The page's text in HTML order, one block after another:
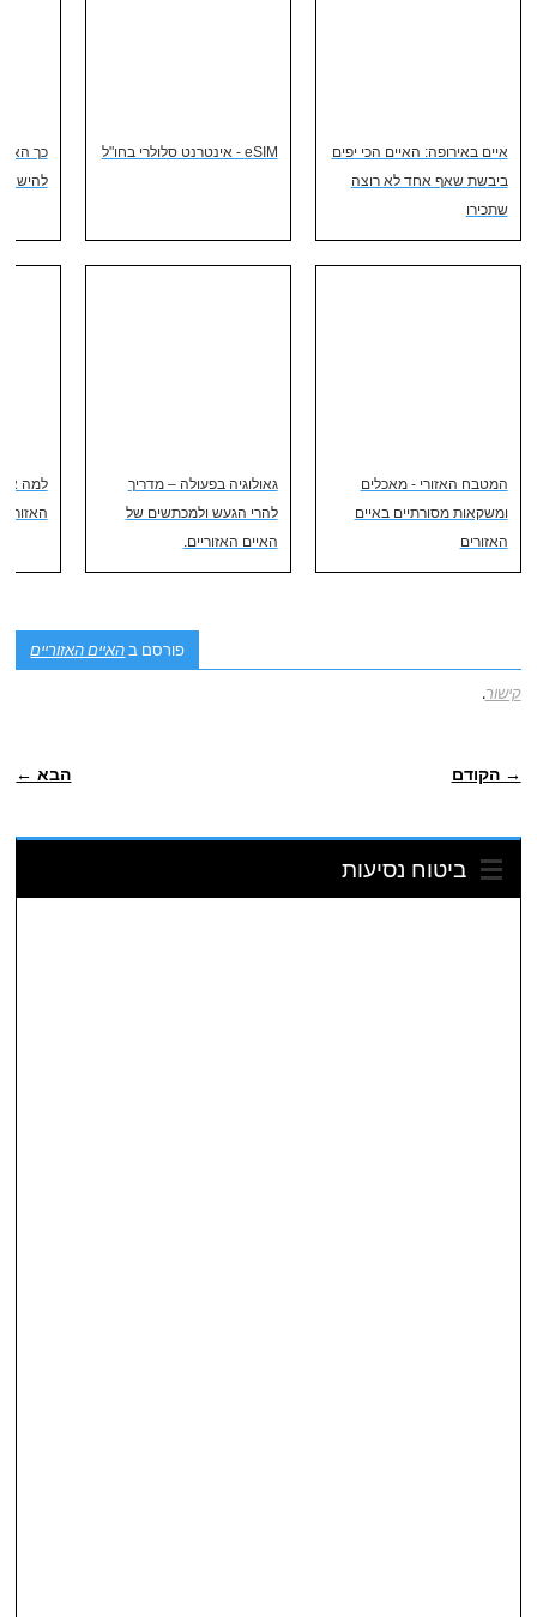
איים באירופה: האיים הכי יפים
ביבשת שאף אחד לא רוצה
שתכירו
eSIM - אינטרנט סלולרי בחו"ל
כך
המטבח האזורי - מאכלים
ומשקאות מסורתיים באיים
האזורים
גאולוגיה בפעולה – מדריך
להרי הגעש ולמכתשים של
האיים האזוריים.
למה
פורסם בהאיים האזוריים
קישור.
→ הקודם הבא ←
ביטוח נסיעות